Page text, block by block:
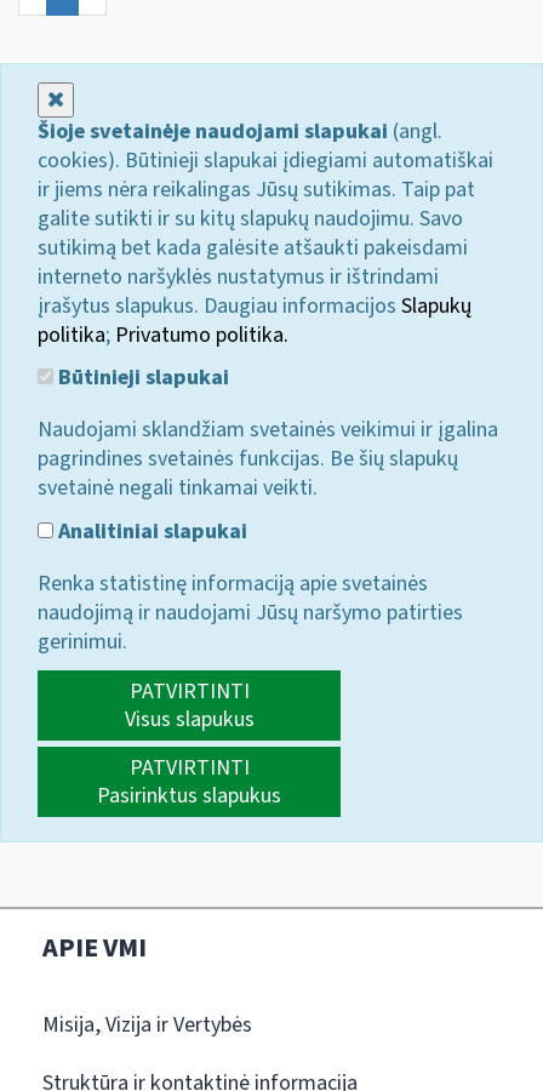
Šioje svetainėje naudojami slapukai (angl.
cookies). Būtinieji slapukai įdiegiami automatiškai
ir jiems nėra reikalingas Jūsų sutikimas. Taip pat
galite sutikti ir su kitų slapukų naudojimu. Savo
sutikimą bet kada galėsite atšaukti pakeisdami
interneto naršyklės nustatymus ir ištrindami
įrašytus slapukus. Daugiau informacijos Slapukų
politika; Privatumo politika.
Būtinieji slapukai
Naudojami sklandžiam svetainės veikimui ir įgalina
pagrindines svetainės funkcijas. Be šių slapukų
svetainė negali tinkamai veikti.
Analitiniai slapukai
Renka statistinę informaciją apie svetainės
naudojimą ir naudojami Jūsų naršymo patirties
gerinimui.
PATVIRTINTI
Visus slapukus
PATVIRTINTI
Pasirinktus slapukus
APIE VMI
Misija, Vizija ir Vertybės
Struktūra ir kontaktinė informacija